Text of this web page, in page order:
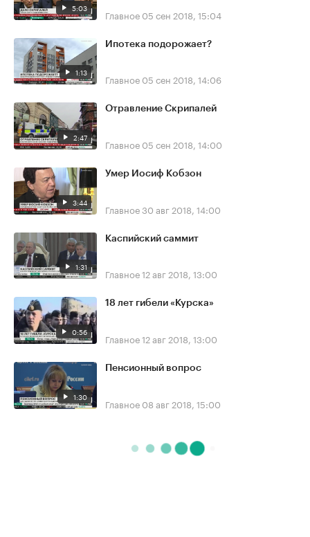
5:03 Главное 05 сен 2018, 15:04
1:13
Ипотека подорожает?
Главное 05 сен 2018, 14:06
2:47
Отравление Скрипалей
Главное 05 сен 2018, 14:00
3:44
Умер Иосиф Кобзон
Главное30 авг 2018, 14:00
1:31
Каспийский саммит
Главное12 авг 2018, 13:00
0:56
18 лет гибели «Курска»
Главное12 авг 2018, 13:00
1:30
Пенсионный вопрос
Главное 08 авг 2018, 15:00